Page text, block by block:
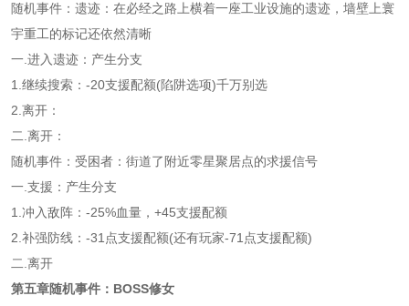
随机事件：遗迹：在必经之路上横着一座工业设施的遗迹，墙壁上寰
宇重工的标记还依然清晰
一.进入遗迹：产生分支
1.继续搜索：-20支援配额(陷阱选项)千万别选
2.离开：
二.离开：
随机事件：受困者：街道了附近零星聚居点的求援信号
一.支援：产生分支
1.冲入敌阵：-25%血量，+45支援配额
2.补强防线：-31点支援配额(还有玩家-71点支援配额)
二.离开
第五章随机事件：BOSS修女